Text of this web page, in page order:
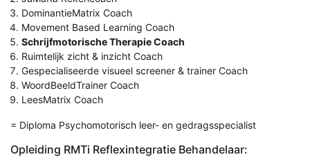
DominantieMatrix Coach
Movement Based Learning Coach
Schrijfmotorische Therapie Coach
Ruimtelijk zicht & inzicht Coach
Gespecialiseerde visueel screener & trainer Coach
WoordBeeldTrainer Coach
LeesMatrix Coach
= Diploma Psychomotorisch leer- en gedragsspecialist
Opleiding RMTi Reflexintegratie Behandelaar: